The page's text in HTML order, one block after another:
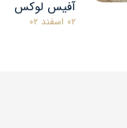
آفیس لوکس
۰۲ اسفند ۰۲